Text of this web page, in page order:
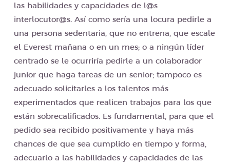
las habilidades y capacidades de l@s
interlocutor@s. Así como sería una locura pedirle a
una persona sedentaria, que no entrena, que escale
el Everest mañana o en un mes; o a ningún líder
centrado se le ocurriría pedirle a un colaborador
junior que haga tareas de un senior; tampoco es
adecuado solicitarles a los talentos más
experimentados que realicen trabajos para los que
están sobrecalificados. Es fundamental, para que el
pedido sea recibido positivamente y haya más
chances de que sea cumplido en tiempo y forma,
adecuarlo a las habilidades y capacidades de las